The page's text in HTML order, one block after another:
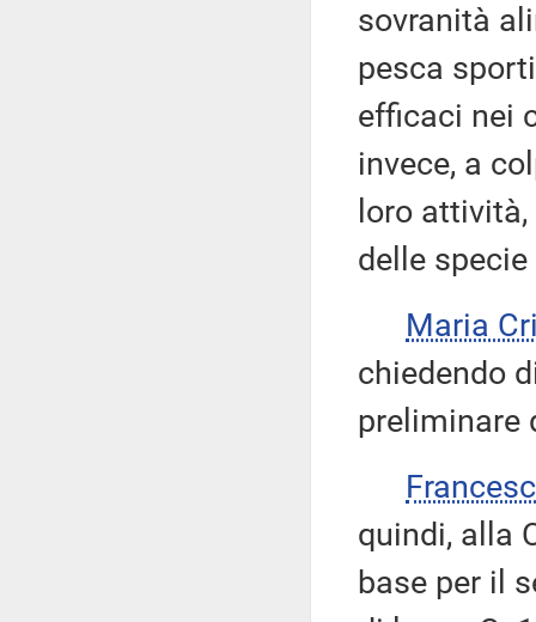
sovranità
pesca
efficaci nei
invece, a
loro
delle
Maria
chiedendo
preliminare
quindi, alla
base per il